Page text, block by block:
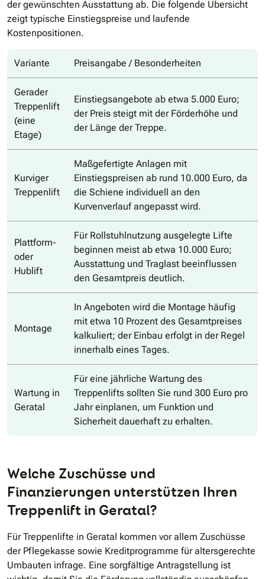
der gewünschten Ausstattung ab. Die folgende Übersicht
zeigt typische Einstiegspreise und laufende
Kostenpositionen.
Variante Preisangabe / Besonderheiten
Gerader
Treppenlift
(eine
Etage)
Einstiegsangebote ab etwa 5.000 Euro;
der Preis steigt mit der Förderhöhe und
der Länge der Treppe.
Kurviger
Treppenlift
Maßgefertigte Anlagen mit
Einstiegspreisen ab rund 10.000 Euro, da
die Schiene individuell an den
Kurvenverlauf angepasst wird.
Plattform-
oder
Hublift
Für Rollstuhlnutzung ausgelegte Lifte
beginnen meist ab etwa 10.000 Euro;
Ausstattung und Traglast beeinflussen
den Gesamtpreis deutlich.
Montage
In Angeboten wird die Montage häufig
mit etwa 10 Prozent des Gesamtpreises
kalkuliert; der Einbau erfolgt in der Regel
innerhalb eines Tages.
Wartung in
Geratal
Für eine jährliche Wartung des
Treppenlifts sollten Sie rund 300 Euro pro
Jahr einplanen, um Funktion und
Sicherheit dauerhaft zu erhalten.
Welche Zuschüsse und
Finanzierungen unterstützen Ihren
Treppenlift in Geratal?
Für Treppenlifte in Geratal kommen vor allem Zuschüsse
der Pflegekasse sowie Kreditprogramme für altersgerechte
Umbauten infrage. Eine sorgfältige Antragstellung ist